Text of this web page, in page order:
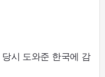
당시 도와준 한국에 감